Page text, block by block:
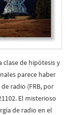
clase de hipótesis y
parece haber
radio (FRB, por
El misterioso
de radio en el